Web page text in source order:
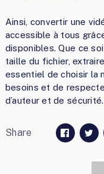
Ainsi, convertir une
accessible à tous
disponibles. Que ce
taille du fichier,
essentiel de choisir la
besoins et de
d’auteur et de sécurité.
Share